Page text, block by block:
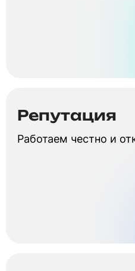
Репутация
Работаем честно и